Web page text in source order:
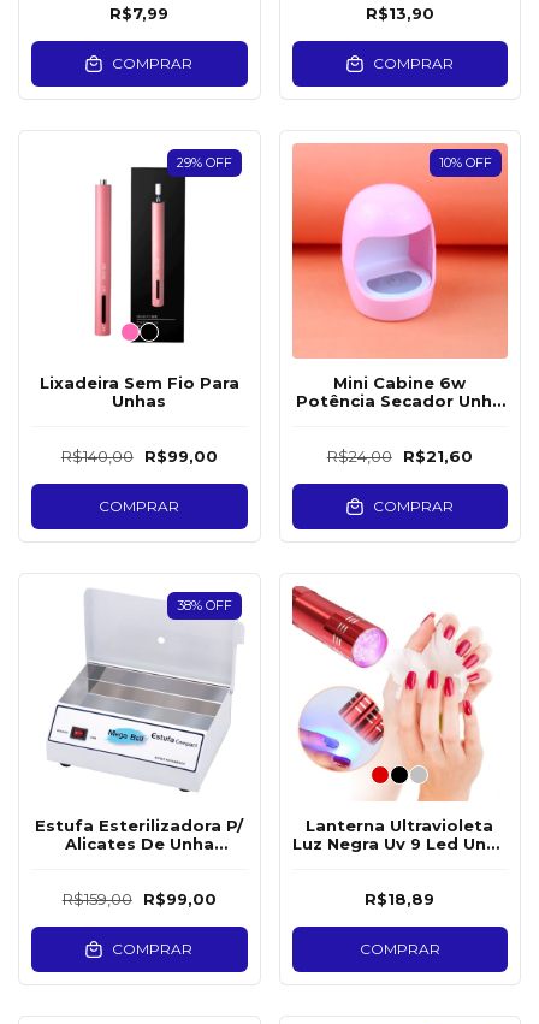
R$7,99
COMPRAR
R$13,90
COMPRAR
29% OFF
Lixadeira Sem Fio Para
Unhas
R$140,00 R$99,00
COMPRAR
10% OFF
Mini Cabine 6w
Potência Secador Unha
R$24,00
R$21,60
COMPRAR
38% OFF
Estufa Esterilizadora P/
Alicates De Unha
R$159,00
R$99,00
COMPRAR
Lanterna Ultravioleta
Luz Negra Uv 9 Led Unha
R$18,89
COMPRAR